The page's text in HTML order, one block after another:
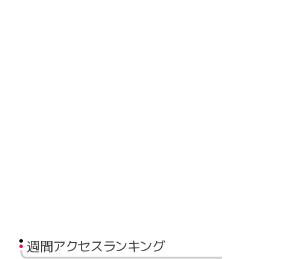
週間アクセスランキング